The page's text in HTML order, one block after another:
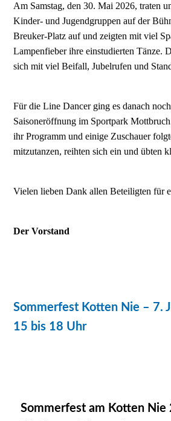
Am Samstag, den 30. Mai 2026, traten
Kinder- und Jugendgruppen auf der
Breuker-Platz auf und zeigten mit viel
Lampenfieber ihre einstudierten Tänze.
sich mit viel Beifall, Jubelrufen und
Für die Line Dancer ging es danach
Saisoneröffnung im Sportpark
ihr Programm und einige Zuschauer
mitzutanzen, reihten sich ein und übten
Vielen lieben Dank allen Beteiligten für
Der Vorstand
Sommerfest Kotten Nie – 7.
15 bis 18 Uhr
Sommerfest am Kotten Nie